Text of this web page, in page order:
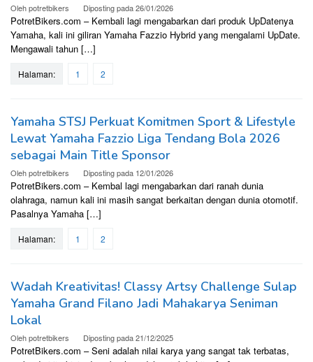
Olehpotretbikers Diposting pada26/01/2026
PotretBikers.com – Kembali lagi mengabarkan dari produk UpDatenya
Yamaha, kali ini giliran Yamaha Fazzio Hybrid yang mengalami UpDate.
Mengawali tahun […]
Halaman: 1 2
Yamaha STSJ Perkuat Komitmen Sport & Lifestyle
Lewat Yamaha Fazzio Liga Tendang Bola 2026
sebagai Main Title Sponsor
Olehpotretbikers Diposting pada 12/01/2026
PotretBikers.com – Kembal lagi mengabarkan dari ranah dunia
olahraga, namun kali ini masih sangat berkaitan dengan dunia otomotif.
Pasalnya Yamaha […]
Halaman: 1 2
Wadah Kreativitas! Classy Artsy Challenge Sulap
Yamaha Grand Filano Jadi Mahakarya Seniman
Lokal
Olehpotretbikers Diposting pada21/12/2025
PotretBikers.com – Seni adalah nilai karya yang sangat tak terbatas,